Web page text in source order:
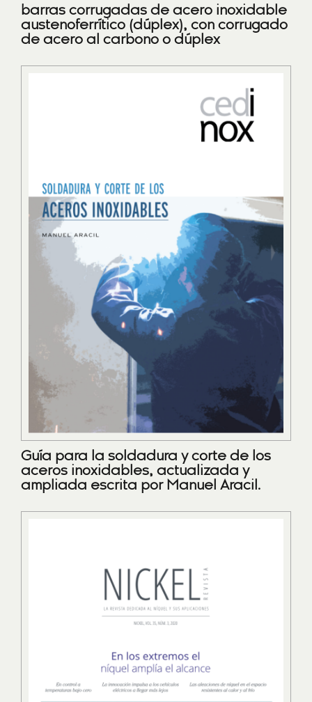
barras corrugadas de acero inoxidable
austenoferrítico (dúplex), con corrugado
de acero al carbono o dúplex
Guía para la soldadura y corte de los
aceros inoxidables, actualizada y
ampliada escrita por Manuel Aracil.